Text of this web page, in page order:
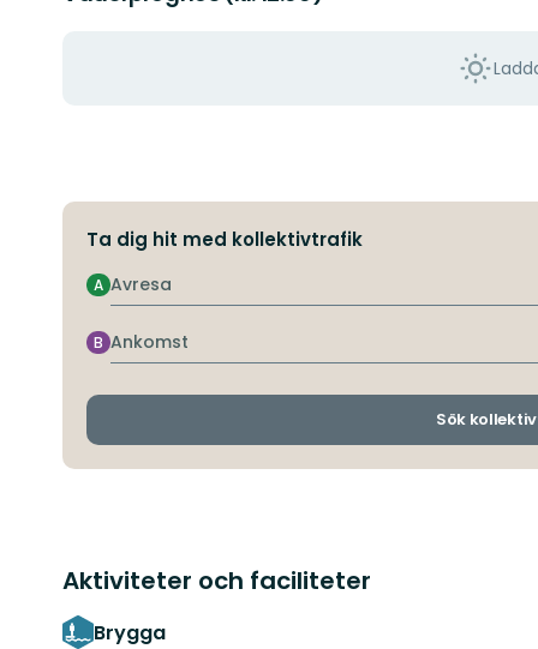
Ta dig hit med kollektivtrafik
Avresa
A
Ankomst
B
Sök
Aktiviteter och faciliteter
Brygga